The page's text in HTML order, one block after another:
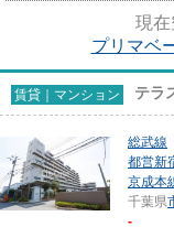
現在
プリマベ
賃貸｜マンション テラ
総武線
都営新
京成本
千葉県
-